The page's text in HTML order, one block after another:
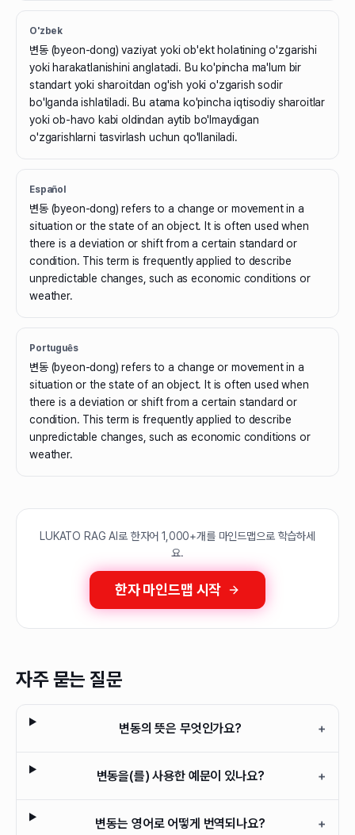
O'zbek
변동 (byeon-dong) vaziyat yoki ob'ekt holatining o'zgarishi
yoki harakatlanishini anglatadi. Bu ko'pincha ma'lum bir
standart yoki sharoitdan og'ish yoki o'zgarish sodir
bo'lganda ishlatiladi. Bu atama ko'pincha iqtisodiy sharoitlar
yoki ob-havo kabi oldindan aytib bo'lmaydigan
o'zgarishlarni tasvirlash uchun qo'llaniladi.
Español
변동 (byeon-dong) refers to a change or movement in a
situation or the state of an object. It is often used when
there is a deviation or shift from a certain standard or
condition. This term is frequently applied to describe
unpredictable changes, such as economic conditions or
weather.
Português
변동 (byeon-dong) refers to a change or movement in a
situation or the state of an object. It is often used when
there is a deviation or shift from a certain standard or
condition. This term is frequently applied to describe
unpredictable changes, such as economic conditions or
weather.
LUKATO RAG AI로 한자어 1,000+개를 마인드맵으로 학습하세
요.
한자 마인드맵 시작
자주 묻는 질문
변동의 뜻은 무엇인가요? +
변동을(를) 사용한 예문이 있나요? +
변동는 영어로 어떻게 번역되나요? +